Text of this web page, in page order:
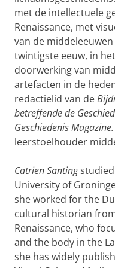
met de intellectuele
Renaissance, met
van de
twintigste eeuw, in
doorwerking van
artefacten in de
redactielid van de
betreffende de
Geschiedenis Magazine.
leerstoelhouder
Catrien Santing
University of
she worked for the
cultural historian
Renaissance, who
and the body in the
she has widely